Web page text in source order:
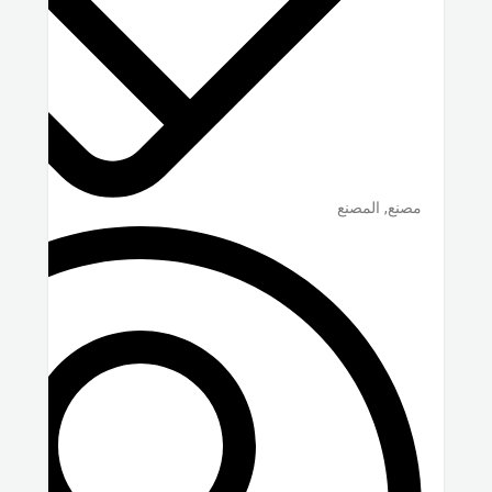
مصنع, المصنع